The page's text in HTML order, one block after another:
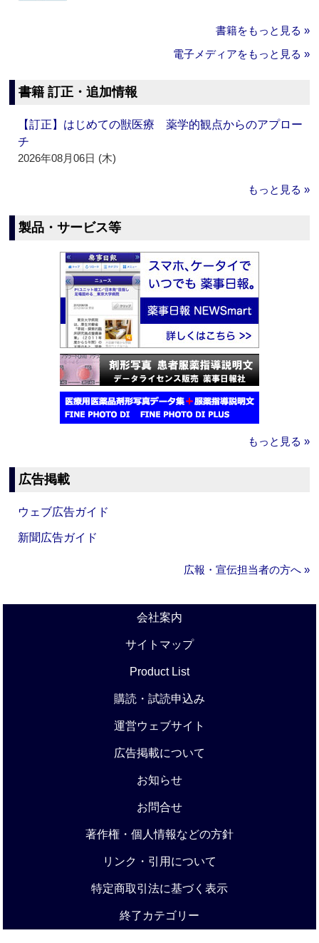
書籍をもっと見る »
電子メディアをもっと見る »
書籍 訂正・追加情報
【訂正】はじめての獣医療 薬学的観点からのアプロー
チ
2026年08月06日 (木)
もっと見る »
製品・サービス等
もっと見る »
広告掲載
ウェブ広告ガイド
新聞広告ガイド
広報・宣伝担当者の方へ »
会社案内
サイトマップ
Product List
購読・試読申込み
運営ウェブサイト
広告掲載について
お知らせ
お問合せ
著作権・個人情報などの方針
リンク・引用について
特定商取引法に基づく表示
終了カテゴリー